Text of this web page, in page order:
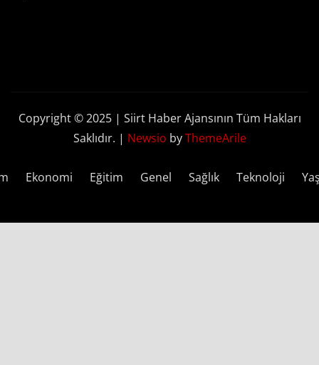
Copyright © 2025 | Siirt Haber Ajansının Tüm Hakları
Saklıdır. | Newsio byThemeArile
Ekonomi Eğitim Genel Sağlık Teknoloji